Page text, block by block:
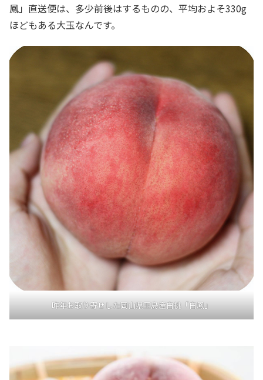
鳳」直送便は、多少前後はするものの、平均およそ330g
ほどもある大玉なんです。
昨年お取り寄せした岡山県玉島産白桃「白鳳」